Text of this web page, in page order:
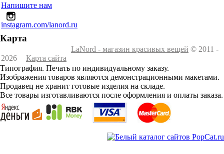
Напишите нам
instagram.com/lanord.ru
Карта
LaNord - магазин красивых вещей © 2011 -
2026
Карта сайта
Типография. Печать по индивидуальному заказу.
Изображения товаров являются демонстрационными макетами.
Продавец не хранит готовые изделия на складе.
Все товары изготавливаются после оформления и оплаты заказа.